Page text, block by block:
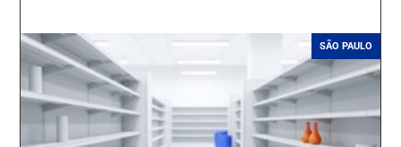
SÃO PAULO